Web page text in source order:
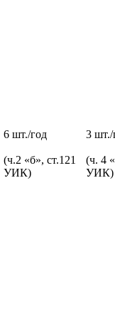
6 шт./год
(ч.2 «б», ст.121
УИК)
3 шт./
(ч. 4
УИК)